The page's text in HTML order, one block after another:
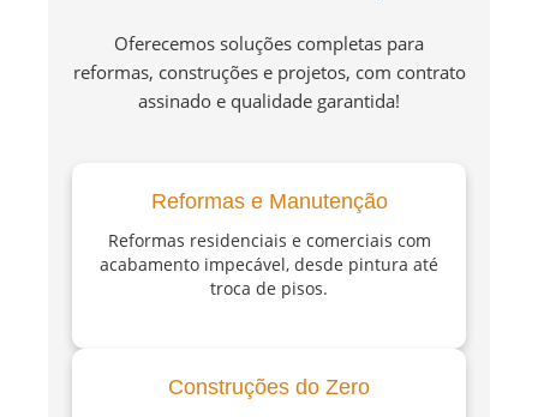
Oferecemos soluções completas para
reformas, construções e projetos, com contrato
assinado e qualidade garantida!
Reformas e Manutenção
Reformas residenciais e comerciais com
acabamento impecável, desde pintura até
troca de pisos.
Construções do Zero